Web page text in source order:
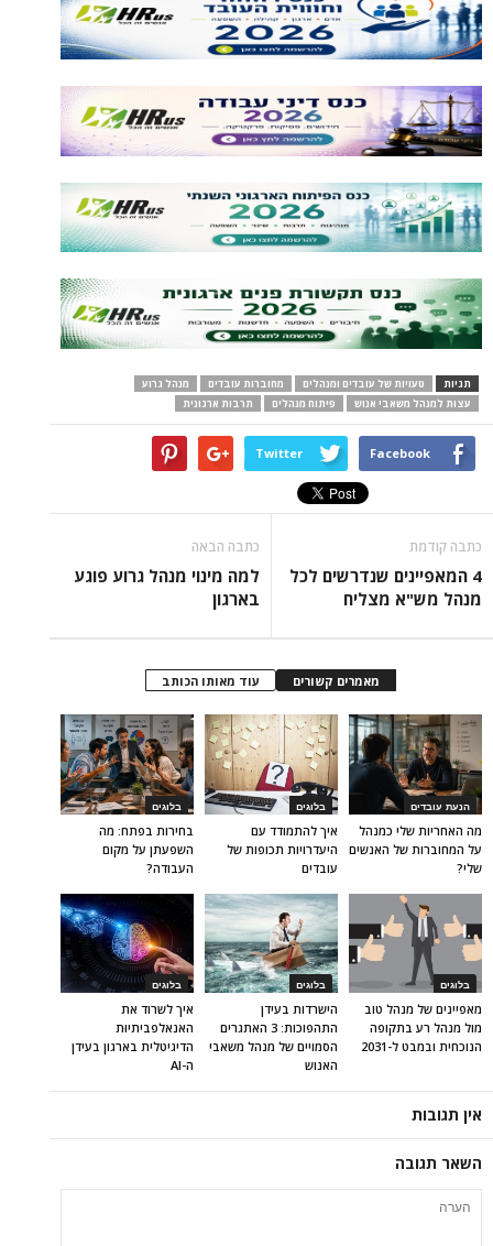
תגיות טעויות של עובדים ומנהלים מחוברות עובדים
מנהל גרוע
עצות למנהל משאבי אנוש
פיתוח מנהלים תרבות ארגונית
Facebook
Twitter
כתבה קודמת
4 המאפיינים שנדרשים לכל
מנהל מש"א מצליח
כתבה הבאה
למה מינוי מנהל גרוע פוגע
בארגון
מאמרים קשורים עוד מאותו הכותב
בלוגים
בחירות בפתח: מה
השפעתן על מקום
העבודה?
בלוגים
איך להתמודד עם
היעדרויות תכופות של
עובדים
הנעת עובדים
מה האחריות שלי כמנהל
על המחוברות של האנשים
שלי?
בלוגים
איך לשרוד את
האנאלפביתיוּת
הדיגיטלית בארגון בעידן
ה-AI
בלוגים
הישרדות בעידן
התהפוכות: 3 האתגרים
הסמויים של מנהל משאבי
האנוש
בלוגים
מאפיינים של מנהל טוב
מול מנהל רע בתקופה
הנוכחית ובמבט ל-2031
אין תגובות
השאר תגובה